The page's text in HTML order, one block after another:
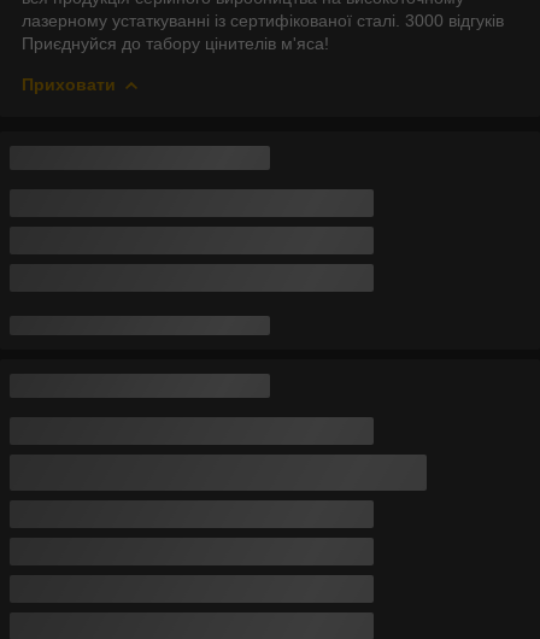
лазерному устаткуванні із сертифікованої сталі. 3000 відгуків
Приєднуйся до табору цінителів м'яса!
Приховати